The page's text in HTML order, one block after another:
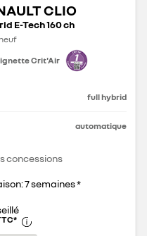
CLIO
E-Tech 160 ch
Crit'Air
full hybrid
automatique
concessions
7 semaines *
*